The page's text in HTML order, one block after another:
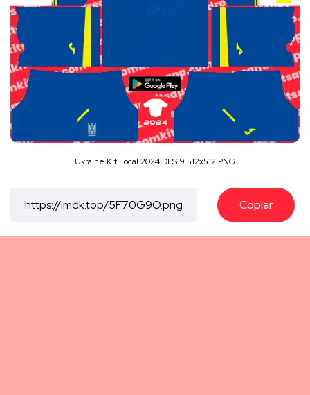
Ukraine Kit Local 2024 DLS19 512x512 PNG
Copiar